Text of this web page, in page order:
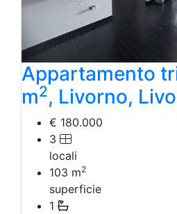
Appartamento
m2, Livorno,
€ 180.000
3
locali
103 m2
superficie
1